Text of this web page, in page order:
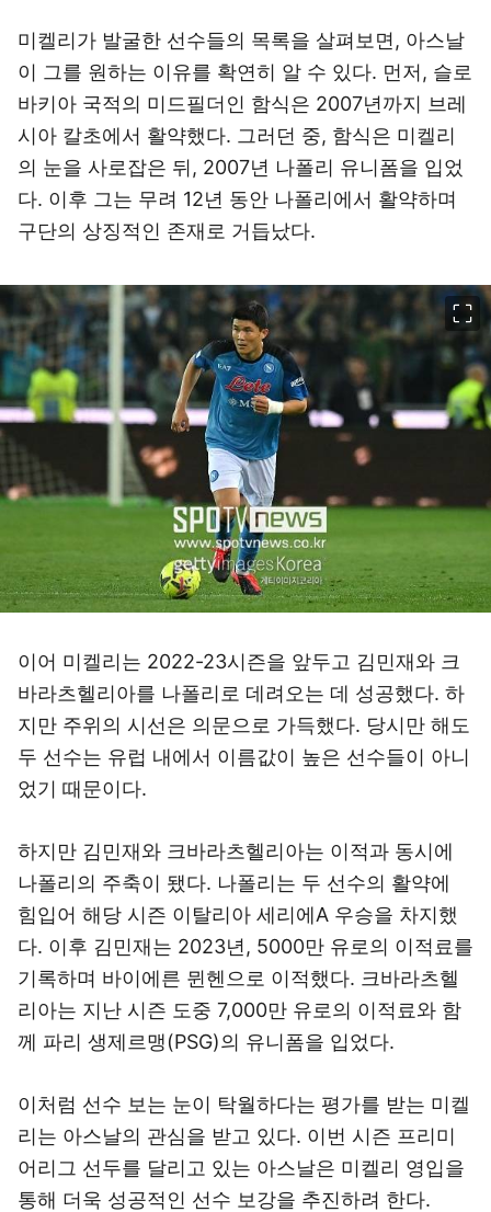
미켈리가 발굴한 선수들의 목록을 살펴보면, 아스날
이 그를 원하는 이유를 확연히 알 수 있다. 먼저, 슬로
바키아 국적의 미드필더인 함식은 2007년까지 브레
시아 칼초에서 활약했다. 그러던 중, 함식은 미켈리
의 눈을 사로잡은 뒤, 2007년 나폴리 유니폼을 입었
다. 이후 그는 무려 12년 동안 나폴리에서 활약하며
구단의 상징적인 존재로 거듭났다.
이어 미켈리는 2022-23시즌을 앞두고 김민재와 크
바라츠헬리아를 나폴리로 데려오는 데 성공했다. 하
지만 주위의 시선은 의문으로 가득했다. 당시만 해도
두 선수는 유럽 내에서 이름값이 높은 선수들이 아니
었기 때문이다.
하지만 김민재와 크바라츠헬리아는 이적과 동시에
나폴리의 주축이 됐다. 나폴리는 두 선수의 활약에
힘입어 해당 시즌 이탈리아 세리에A 우승을 차지했
다. 이후 김민재는 2023년, 5000만 유로의 이적료를
기록하며 바이에른 뮌헨으로 이적했다. 크바라츠헬
리아는 지난 시즌 도중 7,000만 유로의 이적료와 함
께 파리 생제르맹(PSG)의 유니폼을 입었다.
이처럼 선수 보는 눈이 탁월하다는 평가를 받는 미켈
리는 아스날의 관심을 받고 있다. 이번 시즌 프리미
어리그 선두를 달리고 있는 아스날은 미켈리 영입을
통해 더욱 성공적인 선수 보강을 추진하려 한다.